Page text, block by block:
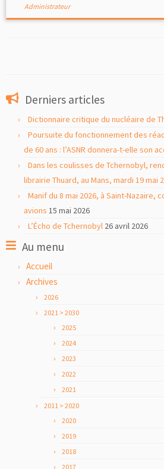
Administrateur
Derniers articles
Dictionnaire critique du nucléaire de
Poursuite du fonctionnement des
de 60 ans : l’ASNR donnera-t-elle son
Dans les coulisses de Tchernobyl,
librairie Thuard, au Mans, mardi 19 mai
Manif du 8 mai 2026, à Saint-
avions 15 mai 2026
L’Écho de Tchernobyl 26 avril 2026
Au menu
Accueil
Archives
2026
2021 > 2030
2025
2024
2023
2022
2021
2011 > 2020
2020
2019
2018
2017